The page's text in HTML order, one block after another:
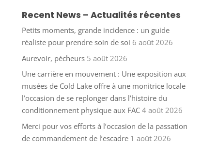
Recent News – Actualités récentes
Petits moments, grande incidence : un guide
réaliste pour prendre soin de soi 6 août 2026
Aurevoir, pécheurs 5 août 2026
Une carrière en mouvement : Une exposition aux
musées de Cold Lake offre à une monitrice locale
l’occasion de se replonger dans l’histoire du
conditionnement physique aux FAC 4 août 2026
Merci pour vos efforts à l’occasion de la passation
de commandement de l’escadre 1 août 2026